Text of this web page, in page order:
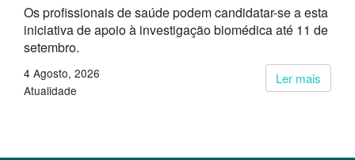
Os profissionais de saúde podem candidatar-se a esta
iniciativa de apoio à investigação biomédica até 11 de
setembro.
Ler mais
4 Agosto, 2026
Atualidade